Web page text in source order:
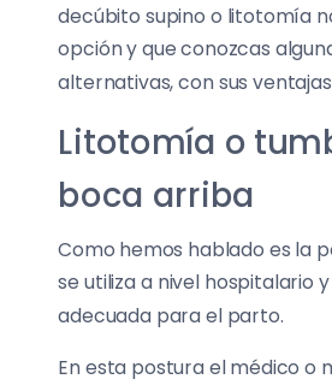
decúbito supino o litotomía
opción y que conozcas
alternativas, con sus
Litotomía o
boca arriba
Como hemos hablado es la
se utiliza a nivel hospitalario
adecuada para el parto.
En esta postura el médico o